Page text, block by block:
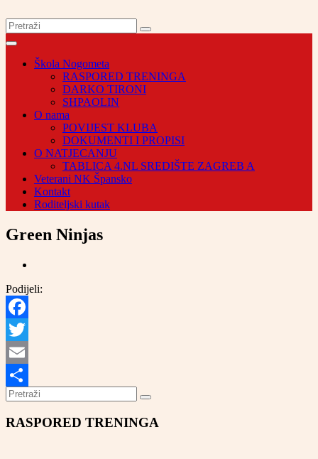
Škola Nogometa
RASPORED TRENINGA
DARKO TIRONI
SHPAOLIN
O nama
POVIJEST KLUBA
DOKUMENTI I PROPISI
O NATJECANJU
TABLICA 4.NL SREDIŠTE ZAGREB A
Veterani NK Špansko
Kontakt
Roditeljski kutak
Green Ninjas
Podijeli:
Facebook
Twitter
Email
Share
RASPORED TRENINGA